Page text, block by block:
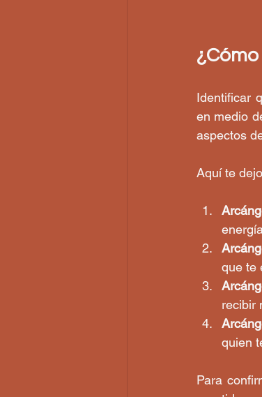
Identificar
en medio
aspectos
Aquí te
que te
recibir
quien
Para